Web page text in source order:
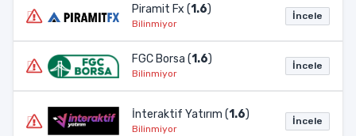
Piramit Fx (1.6)
Bilinmiyor
İncele
FGC Borsa (1.6)
Bilinmiyor
İncele
İnteraktif Yatırım (1.6)
Bilinmiyor
İncele